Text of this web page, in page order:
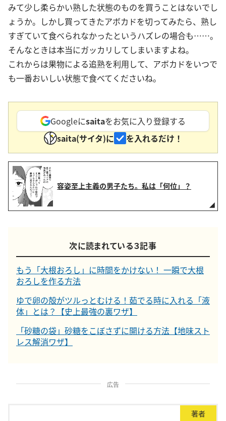
みて少し柔らかい熟した状態のものを買うことはないでし
ょうか。しかし買ってきたアボカドを切ってみたら、熟し
すぎていて食べられなかったというハズレの場合も……。
そんなときは本当にガッカリしてしまいますよね。
これからは果物による追熟を利用して、アボカドをいつで
も一番おいしい状態で食べてくださいね。
Googleにsaitaをお気に入り登録する
saita(サイタ)に
を入れるだけ！
容姿至上主義の男子たち。私は「何位」？
次に読まれている３記事
もう「大根おろし」に時間をかけない！ 一瞬で大根
おろしを作る方法
ゆで卵の殻がツルっとむける！茹でる時に入れる「液
体」とは？【史上最強の裏ワザ】
「砂糖の袋」砂糖をこぼさずに開ける方法【地味スト
レス解消ワザ】
広告
著者